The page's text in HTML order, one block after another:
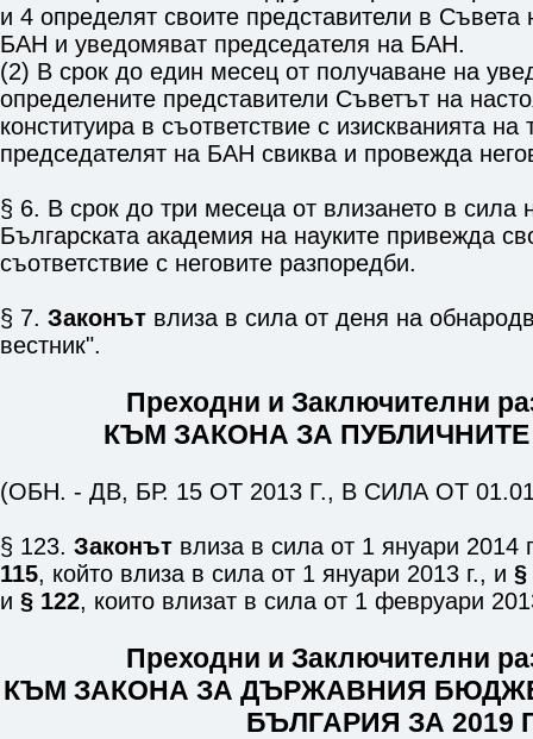
и 4 определят своите представители в Съвета
БАН и уведомяват председателя на БАН.
(2) В срок до един месец от получаване на
определените представители Съветът на
конституира в съответствие с изискванията на
председателят на БАН свиква и провежда
§ 6. В срок до три месеца от влизането в сила
Българската академия на науките привежда
съответствие с неговите разпоредби.
§ 7. Законът влиза в сила от деня на
вестник".
Преходни и Заключителни
КЪМ ЗАКОНА ЗА
(ОБН. - ДВ, БР. 15 ОТ 2013 Г., В СИЛА ОТ
§ 123. Законът влиза в сила от 1 януари 2014
115, който влиза в сила от 1 януари 2013 г., и §
и § 122, които влизат в сила от 1 февруари
Преходни и Заключителни
КЪМ ЗАКОНА ЗА ДЪРЖАВНИЯ
БЪЛГАРИЯ ЗА 2019